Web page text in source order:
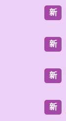
新
新
新
新